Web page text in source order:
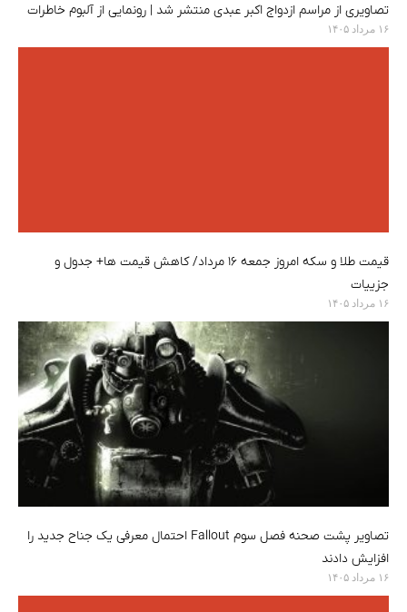
تصاویری از مراسم ازدواج اکبر عبدی منتشر شد | رونمایی از آلبوم خاطرات
۱۶ مرداد ۱۴۰۵
قیمت طلا و سکه امروز جمعه ۱۶ مرداد/ کاهش قیمت ها+ جدول و
جزییات
۱۶ مرداد ۱۴۰۵
تصاویر پشت صحنه فصل سوم Fallout احتمال معرفی یک جناح جدید را
افزایش دادند
۱۶ مرداد ۱۴۰۵